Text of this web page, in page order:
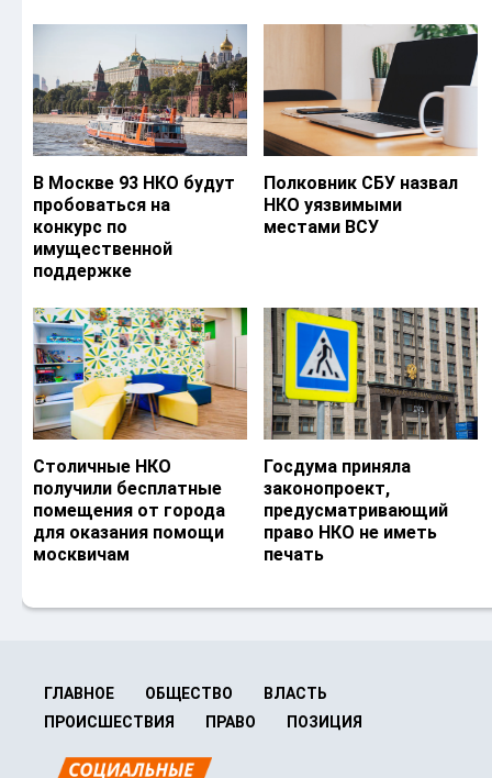
В Москве 93 НКО будут
пробоваться на
конкурс по
имущественной
поддержке
Полковник СБУ назвал
НКО уязвимыми
местами ВСУ
Столичные НКО
получили бесплатные
помещения от города
для оказания помощи
москвичам
Госдума приняла
законопроект,
предусматривающий
право НКО не иметь
печать
ГЛАВНОЕ ОБЩЕСТВО
ВЛАСТЬ
ПРОИСШЕСТВИЯ
ПРАВО ПОЗИЦИЯ